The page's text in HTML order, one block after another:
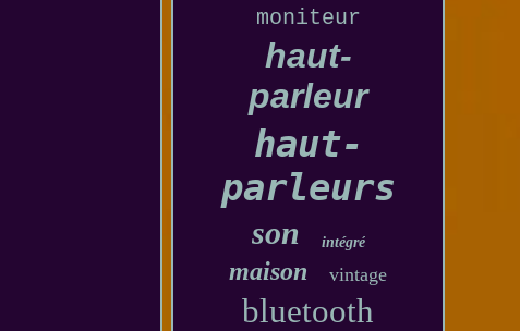
moniteur
haut-
parleur
haut-
parleurs
son intégré
maison vintage
bluetooth